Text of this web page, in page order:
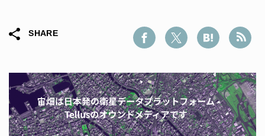
SHARE